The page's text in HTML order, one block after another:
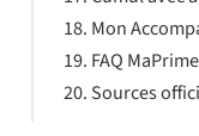
Mon
FAQ
Sources